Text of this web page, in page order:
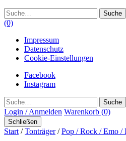
Suche
(0)
Impressum
Datenschutz
Cookie-Einstellungen
Facebook
Instagram
Suche
Login / Anmelden Warenkorb (0)
Schließen
Start /Tonträger/Pop / Rock / Emo /